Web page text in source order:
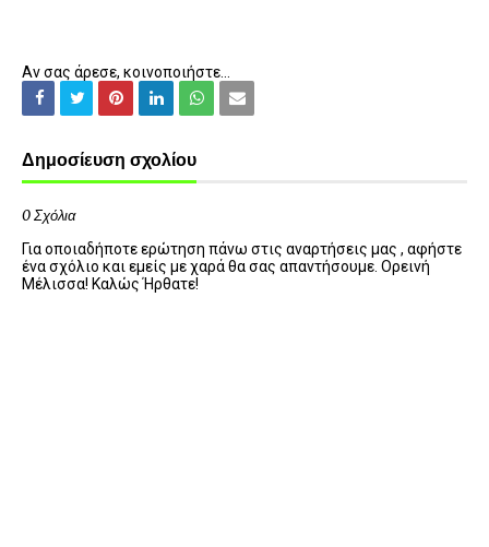
Αν σας άρεσε, κοινοποιήστε...
Δημοσίευση σχολίου
0 Σχόλια
Για οποιαδήποτε ερώτηση πάνω στις αναρτήσεις μας , αφήστε
ένα σχόλιο και εμείς με χαρά θα σας απαντήσουμε. Ορεινή
Μέλισσα! Καλώς Ήρθατε!